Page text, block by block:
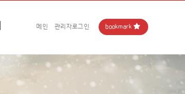
메인 관리자로그인 bookmark